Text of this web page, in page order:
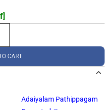
CART
Adaiyalam Pathippagam